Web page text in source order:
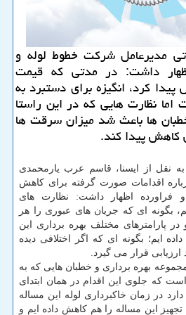
مدیرعامل شركت خطوط لوله و
داشت: در مدتی كه قیمت
پیدا كرد، انگیزه برای دستبرد به
نظارت هایی كه در این راستا
ها باعث شد میزان سرقت ها
پیدا كند.
نقل از ایسنا، قاسم عرب یارمحمدی
اقدامات صورت گرفته برای كاهش
فراورده اظهار داشت: نظارت های
بگونه ای كه جریان های عبوری را هر
پارامترهای مختلف بهره برداری این
ایم؛ بگونه ای كه اگر اختلافی دیده
قرار می گیرد.
بهره برداری و خطبان هایی كه به
كه جلوی این اقدام در همان ابتدای
در زمان خاكبرداری لوله این مساله
این مساله را هم كاهش داده ایم و